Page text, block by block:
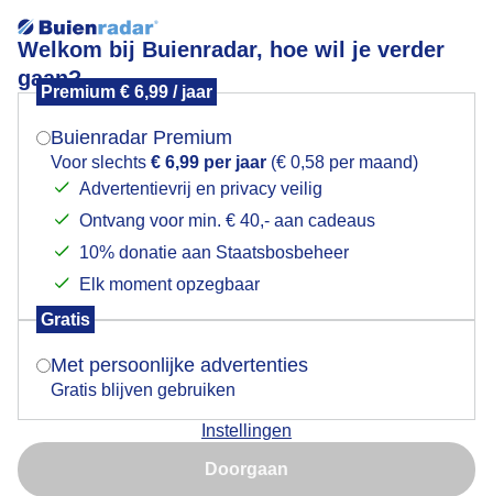
Welkom bij Buienradar, hoe wil je verder
gaan?
Premium € 6,99 / jaar
Buienradar Premium
Voor slechts € 6,99 per jaar (€ 0,58 per maand)
Advertentievrij en privacy veilig
Ontvang voor min. € 40,- aan cadeaus
10% donatie aan Staatsbosbeheer
Elk moment opzegbaar
Gratis
Met persoonlijke advertenties
Gratis blijven gebruiken
Instellingen
Doorgaan
Meidoorn
Door: Agnes Advocaat
Mogen we je locatie gebruiken voor het
Indien je hier nog geen akkoord op hebt gegeven,
verschijnt er zo een pop-up uit je browser waarin
Is goed, toon de popup
Nu niet, misschien later